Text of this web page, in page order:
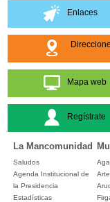
Enlaces
Mapa web
Regístrate
La Mancomunidad
Saludos
Agenda Institucional de
la Presidencia
Estadísticas